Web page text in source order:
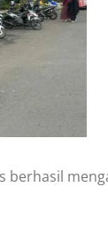
berhasil